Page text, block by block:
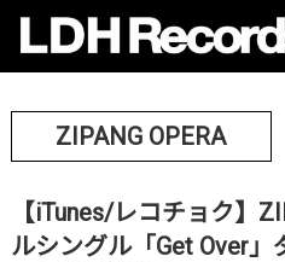
ZIPANG OPERA
【iTunes/レコチョク】
ルシングル「Get Over